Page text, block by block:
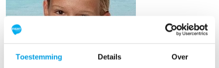
Toestemming Details Over